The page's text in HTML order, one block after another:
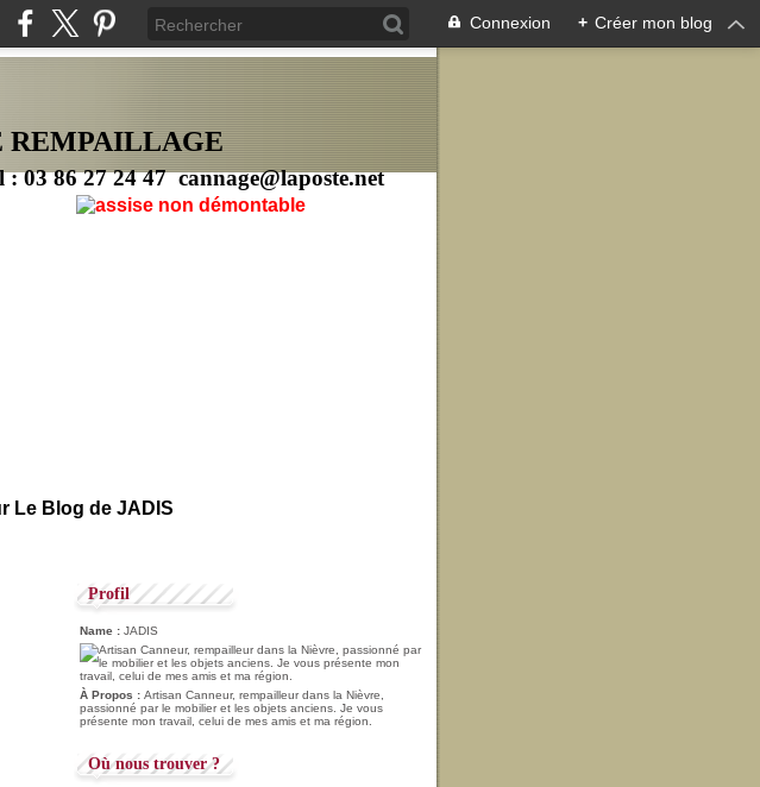
Connexion + Créer mon blog
REMPAILLAGE
86 27 24 47 cannage@laposte.net
Le Blog de JADIS
Profil
Name : JADIS
À Propos : Artisan Canneur, rempailleur dans la Nièvre,
passionné par le mobilier et les objets anciens. Je vous
présente mon travail, celui de mes amis et ma région.
Où nous trouver ?